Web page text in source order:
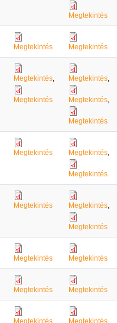
Megtekintés
Megtekintés Megtekintés
Megtekintés,
Megtekintés
Megtekintés,
Megtekintés,
Megtekintés
Megtekintés Megtekintés,
Megtekintés
Megtekintés Megtekintés,
Megtekintés
Megtekintés Megtekintés
Megtekintés Megtekintés
Megtekintés Megtekintés